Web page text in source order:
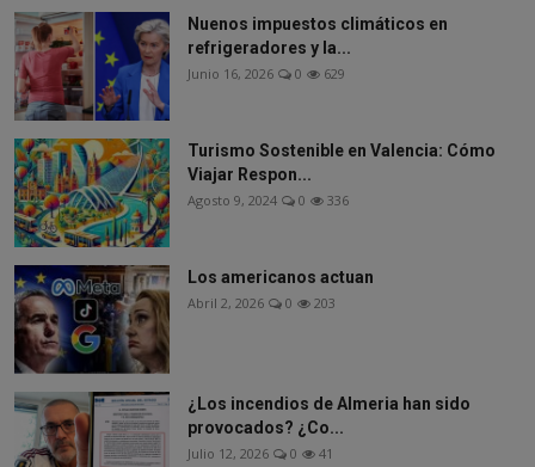
Nuenos impuestos climáticos en
refrigeradores y la...
Junio 16, 2026 0 629
Turismo Sostenible en Valencia: Cómo
Viajar Respon...
Agosto 9, 2024 0 336
Los americanos actuan
Abril 2, 2026 0 203
¿Los incendios de Almeria han sido
provocados? ¿Co...
Julio 12, 2026 0 41